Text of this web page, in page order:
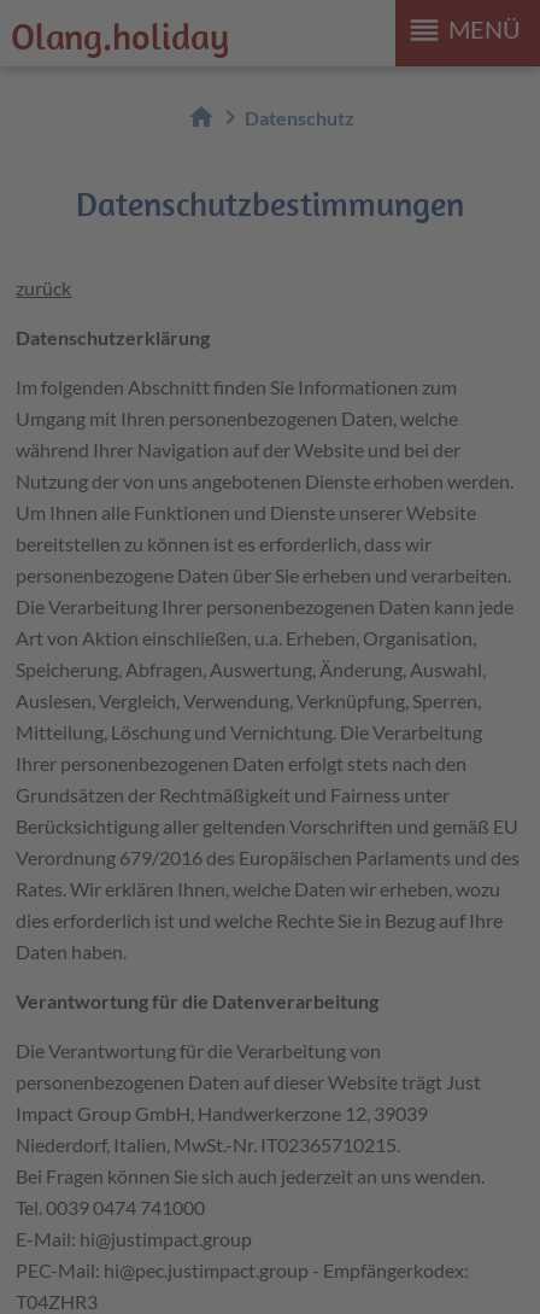
reorder MENÜ
Olang.holiday
home chevron_right Datenschutz
Datenschutzbestimmungen
zurück
Datenschutzerklärung
Im folgenden Abschnitt finden Sie Informationen zum
Umgang mit Ihren personenbezogenen Daten, welche
während Ihrer Navigation auf der Website und bei der
Nutzung der von uns angebotenen Dienste erhoben werden.
Um Ihnen alle Funktionen und Dienste unserer Website
bereitstellen zu können ist es erforderlich, dass wir
personenbezogene Daten über Sie erheben und verarbeiten.
Die Verarbeitung Ihrer personenbezogenen Daten kann jede
Art von Aktion einschließen, u.a. Erheben, Organisation,
Speicherung, Abfragen, Auswertung, Änderung, Auswahl,
Auslesen, Vergleich, Verwendung, Verknüpfung, Sperren,
Mitteilung, Löschung und Vernichtung. Die Verarbeitung
Ihrer personenbezogenen Daten erfolgt stets nach den
Grundsätzen der Rechtmäßigkeit und Fairness unter
Berücksichtigung aller geltenden Vorschriften und gemäß EU
Verordnung 679/2016 des Europäischen Parlaments und des
Rates. Wir erklären Ihnen, welche Daten wir erheben, wozu
dies erforderlich ist und welche Rechte Sie in Bezug auf Ihre
Daten haben.
Verantwortung für die Datenverarbeitung
Die Verantwortung für die Verarbeitung von
personenbezogenen Daten auf dieser Website trägt Just
Impact Group GmbH, Handwerkerzone 12, 39039
Niederdorf, Italien, MwSt.-Nr. IT02365710215.
Bei Fragen können Sie sich auch jederzeit an uns wenden.
Tel. 0039 0474 741000
E-Mail: hi@justimpact.group
PEC-Mail: hi@pec.justimpact.group - Empfängerkodex:
T04ZHR3